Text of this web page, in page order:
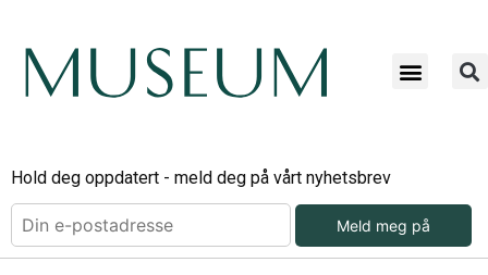
Hold deg oppdatert - meld deg på vårt nyhetsbrev
Meld meg på